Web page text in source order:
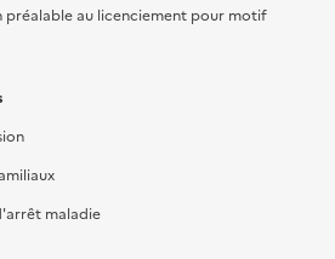
au licenciement pour motif
maladie